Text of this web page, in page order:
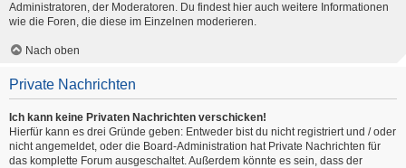
Administratoren, der Moderatoren. Du findest hier auch weitere Informationen
wie die Foren, die diese im Einzelnen moderieren.
Nach oben
Private Nachrichten
Ich kann keine Privaten Nachrichten verschicken!
Hierfür kann es drei Gründe geben: Entweder bist du nicht registriert und / oder
nicht angemeldet, oder die Board-Administration hat Private Nachrichten für
das komplette Forum ausgeschaltet. Außerdem könnte es sein, dass der